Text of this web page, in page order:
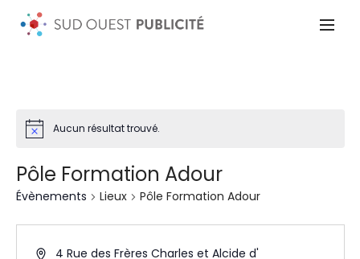
Aucun résultat trouvé.
Pôle Formation Adour
Évènements Lieux Pôle Formation Adour
4 Rue des Frères Charles et Alcide d'